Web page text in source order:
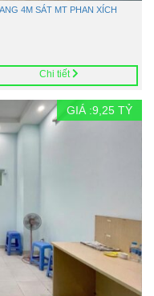
4M SÁT MT PHAN XÍCH
Chi tiết
GIÁ :9,25 TỶ